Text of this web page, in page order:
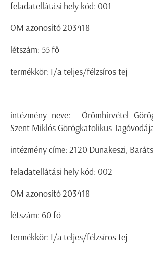
feladatellátási hely kód: 001
OM azonosító 203418
létszám: 55 fő
termékkör: I/a teljes/félzsíros tej
intézmény neve: Örömhírvétel
Szent Miklós Görögkatolikus
intézmény címe: 2120 Dunakeszi,
feladatellátási hely kód: 002
OM azonosító 203418
létszám: 60 fő
termékkör: I/a teljes/félzsíros tej